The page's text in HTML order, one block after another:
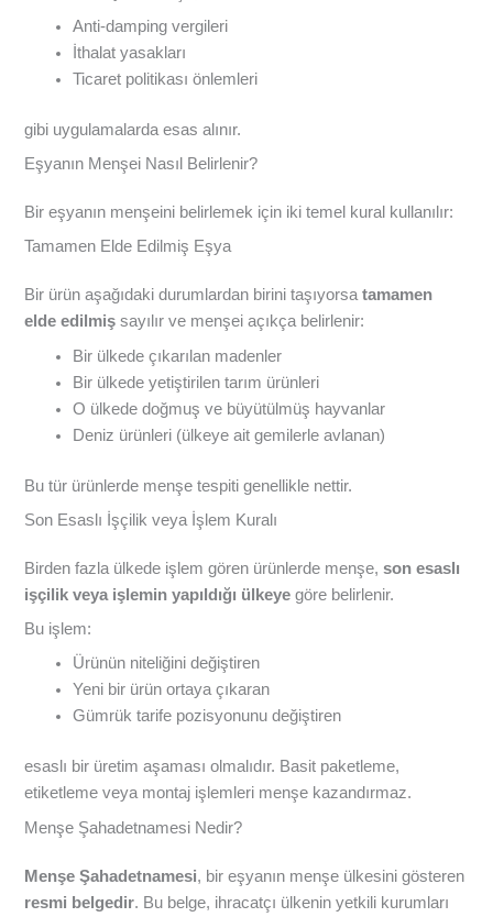
Anti-damping vergileri
İthalat yasakları
Ticaret politikası önlemleri
gibi uygulamalarda esas alınır.
Eşyanın Menşei Nasıl Belirlenir?
Bir eşyanın menşeini belirlemek için iki temel kural kullanılır:
Tamamen Elde Edilmiş Eşya
Bir ürün aşağıdaki durumlardan birini taşıyorsatamamen
elde edilmiş sayılır ve menşei açıkça belirlenir:
Bir ülkede çıkarılan madenler
Bir ülkede yetiştirilen tarım ürünleri
O ülkede doğmuş ve büyütülmüş hayvanlar
Deniz ürünleri (ülkeye ait gemilerle avlanan)
Bu tür ürünlerde menşe tespiti genellikle nettir.
Son Esaslı İşçilik veya İşlem Kuralı
Birden fazla ülkede işlem gören ürünlerde menşe,son esaslı
işçilik veya işlemin yapıldığı ülkeye göre belirlenir.
Bu işlem:
Ürünün niteliğini değiştiren
Yeni bir ürün ortaya çıkaran
Gümrük tarife pozisyonunu değiştiren
esaslı bir üretim aşaması olmalıdır. Basit paketleme,
etiketleme veya montaj işlemleri menşe kazandırmaz.
Menşe Şahadetnamesi Nedir?
Menşe Şahadetnamesi, bir eşyanın menşe ülkesini gösteren
resmi belgedir. Bu belge, ihracatçı ülkenin yetkili kurumları